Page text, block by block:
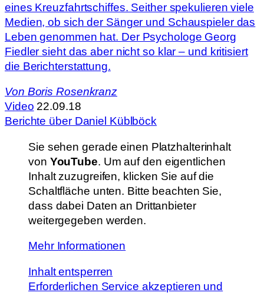
eines Kreuzfahrtschiffes. Seither spekulieren viele
Medien, ob sich der Sänger und Schauspieler das
Leben genommen hat. Der Psychologe Georg
Fiedler sieht das aber nicht so klar – und kritisiert
die Berichterstattung.
Von Boris Rosenkranz
Video 22.09.18
Berichte über Daniel Küblböck
Sie sehen gerade einen Platzhalterinhalt
von YouTube. Um auf den eigentlichen
Inhalt zuzugreifen, klicken Sie auf die
Schaltfläche unten. Bitte beachten Sie,
dass dabei Daten an Drittanbieter
weitergegeben werden.
Mehr Informationen
Inhalt entsperren
Erforderlichen Service akzeptieren und